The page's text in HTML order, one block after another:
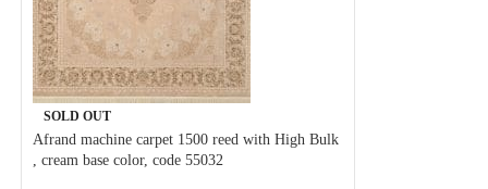
SOLD OUT
Afrand machine carpet 1500 reed with High Bulk
, cream base color, code 55032